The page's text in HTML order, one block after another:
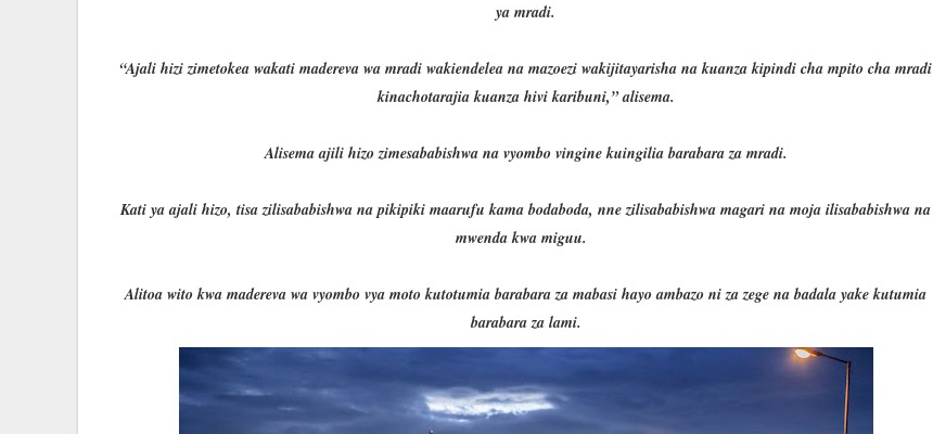
ya mradi.
“Ajali hizi zimetokea wakati madereva wa mradi wakiendelea na mazoezi wakijitayarisha na kuanza kipindi cha mpito cha mradi
kinachotarajia kuanza hivi karibuni,” alisema.
Alisema ajili hizo zimesababishwa na vyombo vingine kuingilia barabara za mradi.
Kati ya ajali hizo, tisa zilisababishwa na pikipiki maarufu kama bodaboda, nne zilisababishwa magari na moja ilisababishwa na
mwenda kwa miguu.
Alitoa wito kwa madereva wa vyombo vya moto kutotumia barabara za mabasi hayo ambazo ni za zege na badala yake kutumia
barabara za lami.